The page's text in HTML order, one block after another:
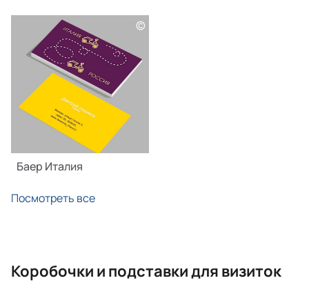
©
Баер Италия
Посмотреть все
Коробочки и подставки для визиток